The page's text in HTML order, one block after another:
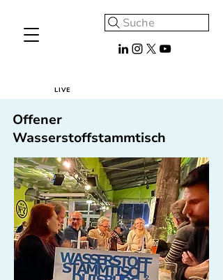
Suche
LIVE
Offener
Wasserstoffstammtisch